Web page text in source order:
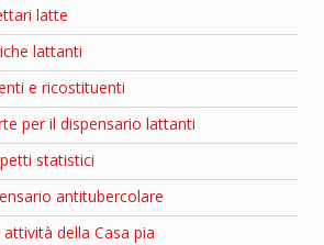
latte
lattanti
e ricostituenti
per il dispensario lattanti
statistici
antitubercolare
della Casa pia